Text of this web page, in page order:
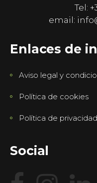
Tel:
email:
Enlaces de
Aviso legal y
Política de cookies
Política de privacidad
Social